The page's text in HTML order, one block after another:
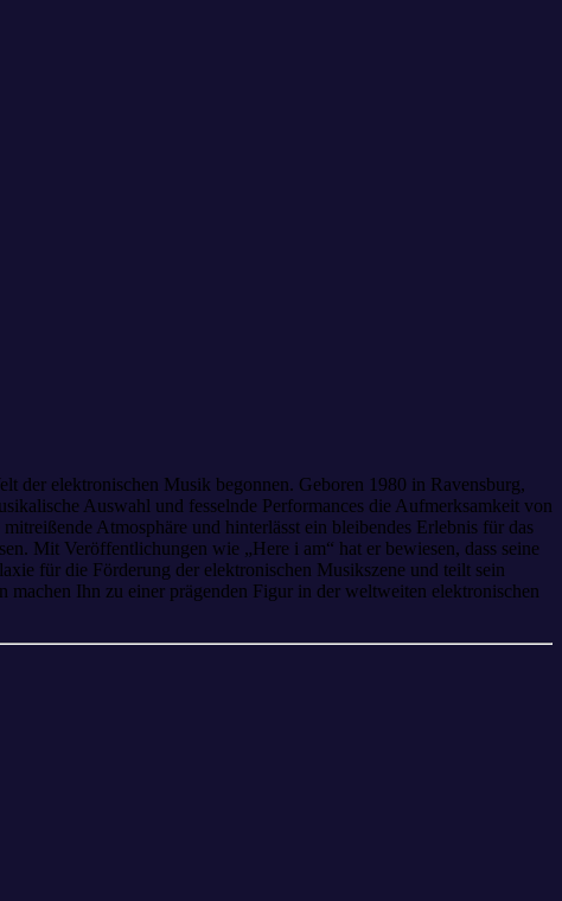
der elektronischen Musik begonnen. Geboren 1980 in Ravensburg,
Auswahl und fesselnde Performances die Aufmerksamkeit von
Atmosphäre und hinterlässt ein bleibendes Erlebnis für das
Mit Veröffentlichungen wie „Here i am“ hat er bewiesen, dass seine
für die Förderung der elektronischen Musikszene und teilt sein
Ihn zu einer prägenden Figur in der weltweiten elektronischen